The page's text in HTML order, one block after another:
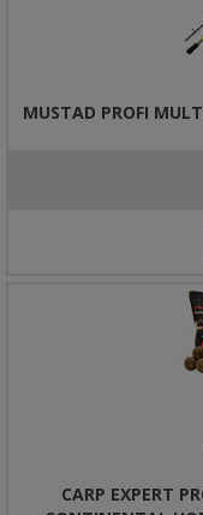
MUSTAD PROFI
CARP EXPERT